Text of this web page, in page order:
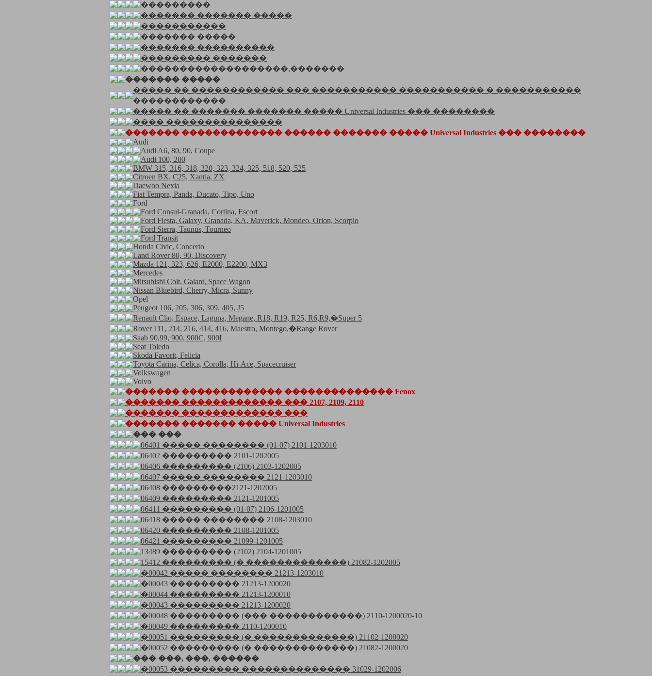
���������
������� ������� �����
�����������
������� �����
������� ����������
��������� �������
�������������������,�������
������� �����
����� �� ������������ ��� ����������� ����������� � �����������
������������
����� �� ������� ������� ����� Universal Industries ��� ��������
���� ���������������
������� ������������� ������ ������� ����� Universal Industries ��� ��������
Audi
Audi A6, 80, 90, Coupe
Audi 100, 200
BMW 315, 316, 318, 320, 323, 324, 325, 518, 520, 525
Citroen BX, C25, Xantia, ZX
Daewoo Nexia
Fiat Tempra, Panda, Ducato, Tipo, Uno
Ford
Ford Consul-Granada, Cortina, Escort
Ford Fiesta, Galaxy, Granada, KA, Maverick, Mondeo, Orion, Scorpio
Ford Sierra, Taunus, Tourneo
Ford Transit
Honda Civic, Concerto
Land Rover 80, 90, Discovery
Mazda 121, 323, 626, E2000, E2200, MX3
Mercedes
Mitsubishi Colt, Galant, Space Wagon
Nissan Bluebird, Cherry, Micra, Sunny
Opel
Peugeot 106, 205, 306, 309, 405, J5
Renault Clio, Espace, Laguna, Megane, R18, R19, R25, R6,R9,�Super 5
Rover 111, 214, 216, 414, 416, Maestro, Montego,�Range Rover
Saab 90,99, 900, 900C, 900I
Seat Toledo
Skoda Favorit, Felicia
Toyota Carina, Celica, Corolla, Hi-Ace, Spacecruiser
Volkswagen
Volvo
������� ������������� �������������� Fenox
������� ������������� ��� 2107, 2109, 2110
������� ������������� ���
������� ������� ����� Universal Industries
��� ���
06401 ����� �������� (01-07) 2101-1203010
06402 ��������� 2101-1202005
06406 ��������� (2106) 2103-1202005
06407 ����� �������� 2121-1203010
06408 ���������2121-1202005
06409 ��������� 2121-1201005
06411 ��������� (01-07) 2106-1201005
06418 ����� �������� 2108-1203010
06420 ��������� 2108-1201005
06421 ��������� 21099-1201005
13489 ��������� (2102) 2104-1201005
15412 ��������� (� �������������) 21082-1202005
�00042 ����� �������� 21213-1203010
�00043 ��������� 21213-1200020
�00044 ��������� 21213-1200010
�00043 ��������� 21213-1200020
�00048 ��������� (��� ������������) 2110-1200020-10
�00049 ��������� 2110-1200010
�00051 ��������� (� �������������) 21102-1200020
�00052 ��������� (� �������������) 21082-1200020
��� ���, ���, ������
�00053 ��������� �������������� 31029-1202006